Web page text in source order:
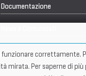
Documentazione
correttamente.
mirata. Per saperne di